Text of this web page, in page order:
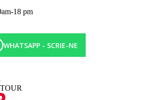
18 pm
WHATSAPP - SCRIE-NE